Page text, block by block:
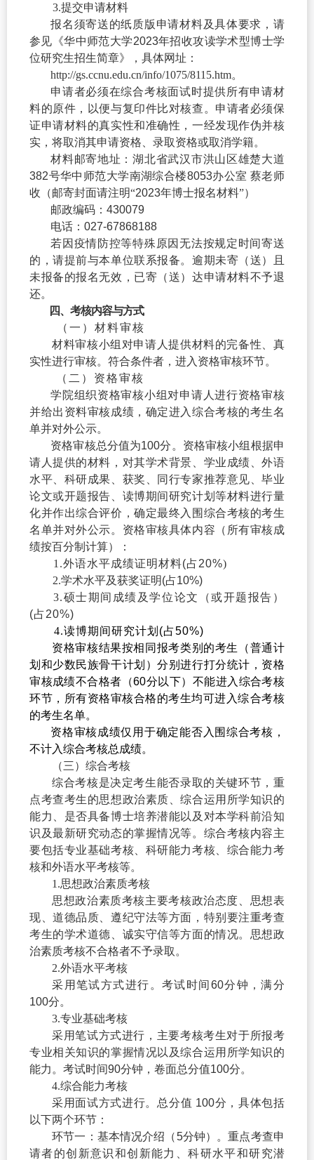
3.提交申请材料
报名须寄送的纸质版申请材料及具体要求，请
参见《华中师范大学2023年招收攻读学术型博士学
位研究生招生简章》，具体网址：
http://gs.ccnu.edu.cn/info/1075/8115.htm。
申请者必须在综合考核面试时提供所有申请材
料的原件，以便与复印件比对核查。申请者必须保
证申请材料的真实性和准确性，一经发现作伪并核
实，将取消其申请资格、录取资格或取消学籍。
材料邮寄地址：湖北省武汉市洪山区雄楚大道
382号华中师范大学南湖综合楼8053办公室 蔡老师
收（邮寄封面请注明“2023年博士报名材料”）
邮政编码：430079
电话：027-67868188
若因疫情防控等特殊原因无法按规定时间寄送
的，请提前与本单位联系报备。逾期未寄（送）且
未报备的报名无效，已寄（送）达申请材料不予退
还。
四、考核内容与方式
（一）材料审核
材料审核小组对申请人提供材料的完备性、真
实性进行审核。符合条件者，进入资格审核环节。
（二）资格审核
学院组织资格审核小组对申请人进行资格审核
并给出资料审核成绩，确定进入综合考核的考生名
单并对外公示。
资格审核总分值为100分。资格审核小组根据申
请人提供的材料，对其学术背景、 学业成绩、外语
水平、科研成果、获奖、同行专家推荐意见、毕业
论文或开题报告、读博期间研究计划等材料进行量
化并作出综合评价，确定最终入围综合考核的考生
名单并对外公示。资格审核具体内容（所有审核成
绩按百分制计算）：
1.外语水平成绩证明材料(占20%)
2.学术水平及获奖证明(占10%)
3.硕士期间成绩及学位论文（或开题报告）
(占20%)
4.读博期间研究计划 (占50%)
资格审核结果按相同报考类别的考生（普通计
划和少数民族骨干计划）分别进行打分统计，资格
审核成绩不合格者（60分以下） 不能进入综合考核
环节， 所有资格审核合格的考生均可进入综合考核
的考生名单。
资格审核成绩仅用于确定能否入围综合考核，
不计入综合考核总成绩。
（三）综合考核
综合考核是决定考生能否录取的关键环节，重
点考查考生的思想政治素质、综合运用所学知识的
能力、是否具备博士培养潜能以及对本学科前沿知
识及最新研究动态的掌握情况等。综合考核内容主
要包括专业基础考核、科研能力考核、综合能力考
核和外语水平考核等。
1.思想政治素质考核
思想政治素质考核主要考核政治态度、思想表
现、道德品质、遵纪守法等方面，特别要注重考查
考生的学术道德、诚实守信等方面的情况。思想政
治素质考核不合格者不予录取。
2.外语水平考核
采用笔试方式进行。考试时间 60分钟，满分
100分。
3.专业基础考核
采用笔试方式进行，主要考核考生对于所报考
专业相关知识的掌握情况以及综合运用所学知识的
能力。考试时间90分钟，卷面总分值100分。
4.综合能力考核
采用面试方式进行。总分值 100分，具体包括
以下两个环节：
环节一：基本情况介绍（5分钟）。重点考查申
请者的创新意识和创新能力、科研水平和研究潜